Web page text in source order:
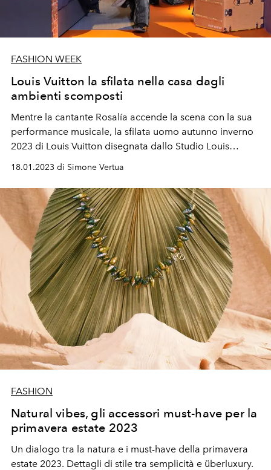
FASHION WEEK
Louis Vuitton la sfilata nella casa dagli
ambienti scomposti
Mentre la cantante Rosalía accende la scena con la sua
performance musicale, la sfilata uomo autunno inverno
2023 di Louis Vuitton disegnata dallo Studio Louis
Vuitton presenta la nuova collaborazione con Colm
periodo dell'infanzia con il repertorio Vuitton.
18.01.2023 di Simone Vertua
FASHION
Natural vibes, gli accessori must-have per la
primavera estate 2023
Un dialogo tra la natura e i must-have della primavera
estate 2023. Dettagli di stile tra semplicità e überluxury.